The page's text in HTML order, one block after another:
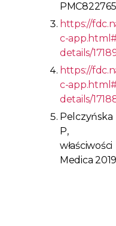
https://
c-
details/
https://
c-
details/
P,
Medica